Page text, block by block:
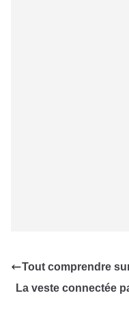
Tout comprendre
La veste connectée